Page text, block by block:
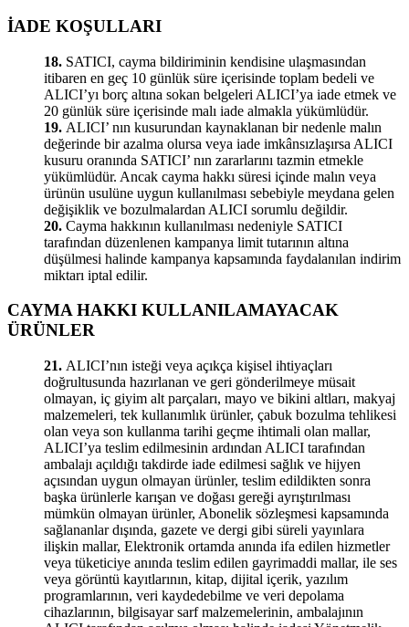
İADE KOŞULLARI
18. SATICI, cayma bildiriminin kendisine ulaşmasından
itibaren en geç 10 günlük süre içerisinde toplam bedeli ve
ALICI’yı borç altına sokan belgeleri ALICI’ya iade etmek ve
20 günlük süre içerisinde malı iade almakla yükümlüdür.
19. ALICI’ nın kusurundan kaynaklanan bir nedenle malın
değerinde bir azalma olursa veya iade imkânsızlaşırsa ALICI
kusuru oranında SATICI’ nın zararlarını tazmin etmekle
yükümlüdür. Ancak cayma hakkı süresi içinde malın veya
ürünün usulüne uygun kullanılması sebebiyle meydana gelen
değişiklik ve bozulmalardan ALICI sorumlu değildir.
20. Cayma hakkının kullanılması nedeniyle SATICI
tarafından düzenlenen kampanya limit tutarının altına
düşülmesi halinde kampanya kapsamında faydalanılan indirim
miktarı iptal edilir.
CAYMA HAKKI KULLANILAMAYACAK
ÜRÜNLER
21. ALICI’nın isteği veya açıkça kişisel ihtiyaçları
doğrultusunda hazırlanan ve geri gönderilmeye müsait
olmayan, iç giyim alt parçaları, mayo ve bikini altları, makyaj
malzemeleri, tek kullanımlık ürünler, çabuk bozulma tehlikesi
olan veya son kullanma tarihi geçme ihtimali olan mallar,
ALICI’ya teslim edilmesinin ardından ALICI tarafından
ambalajı açıldığı takdirde iade edilmesi sağlık ve hijyen
açısından uygun olmayan ürünler, teslim edildikten sonra
başka ürünlerle karışan ve doğası gereği ayrıştırılması
mümkün olmayan ürünler, Abonelik sözleşmesi kapsamında
sağlananlar dışında, gazete ve dergi gibi süreli yayınlara
ilişkin mallar, Elektronik ortamda anında ifa edilen hizmetler
veya tüketiciye anında teslim edilen gayrimaddi mallar, ile ses
veya görüntü kayıtlarının, kitap, dijital içerik, yazılım
programlarının, veri kaydedebilme ve veri depolama
cihazlarının, bilgisayar sarf malzemelerinin, ambalajının